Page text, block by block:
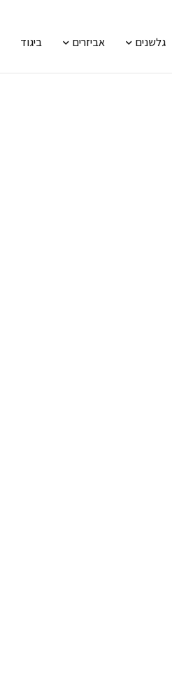
גלשנים אביזרים ביגוד